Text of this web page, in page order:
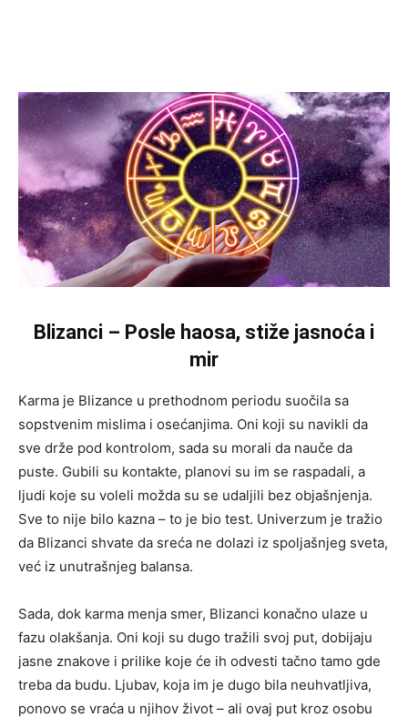
Blizanci – Posle haosa, stiže jasnoća i
mir
Karma je Blizance u prethodnom periodu suočila sa
sopstvenim mislima i osećanjima. Oni koji su navikli da
sve drže pod kontrolom, sada su morali da nauče da
puste. Gubili su kontakte, planovi su im se raspadali, a
ljudi koje su voleli možda su se udaljili bez objašnjenja.
Sve to nije bilo kazna – to je bio test. Univerzum je tražio
da Blizanci shvate da sreća ne dolazi iz spoljašnjeg sveta,
već iz unutrašnjeg balansa.
Sada, dok karma menja smer, Blizanci konačno ulaze u
fazu olakšanja. Oni koji su dugo tražili svoj put, dobijaju
jasne znakove i prilike koje će ih odvesti tačno tamo gde
treba da budu. Ljubav, koja im je dugo bila neuhvatljiva,
ponovo se vraća u njihov život – ali ovaj put kroz osobu